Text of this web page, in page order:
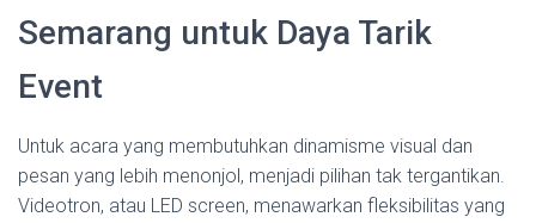
Semarang untuk Daya Tarik
Event
Untuk acara yang membutuhkan dinamisme visual dan
pesan yang lebih menonjol, menjadi pilihan tak tergantikan.
Videotron, atau LED screen, menawarkan fleksibilitas yang